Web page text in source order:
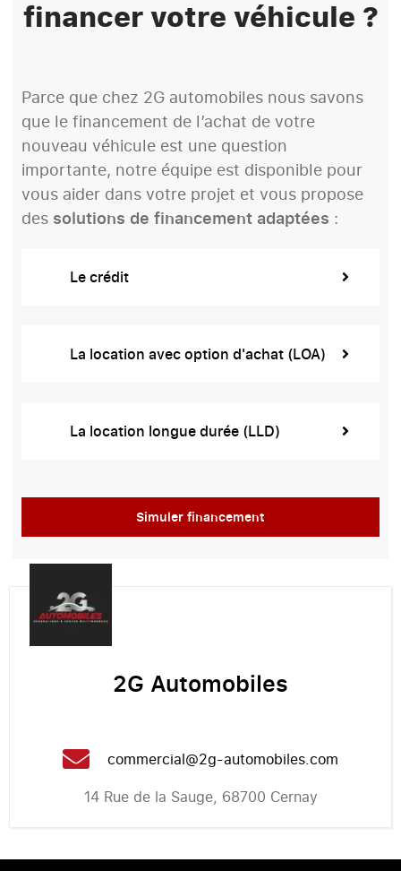
financer votre véhicule ?
Parce que chez 2G automobiles nous savons
que le financement de l’achat de votre
nouveau véhicule est une question
importante, notre équipe est disponible pour
vous aider dans votre projet et vous propose
des solutions de financement adaptées :
Le crédit
La location avec option d'achat (LOA)
La location longue durée (LLD)
Simuler financement
2G Automobiles
commercial@2g-automobiles.com
14 Rue de la Sauge, 68700 Cernay